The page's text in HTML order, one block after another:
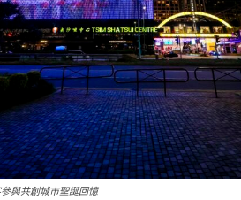
與共創城市聖誕回憶